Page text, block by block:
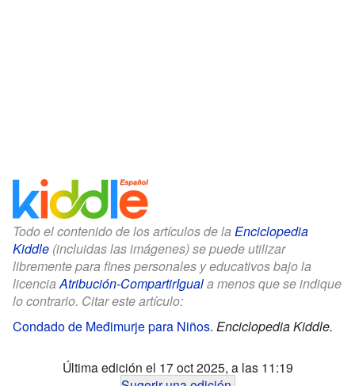
Todo el contenido de los artículos de la Enciclopedia
Kiddle (incluidas las imágenes) se puede utilizar
libremente para fines personales y educativos bajo la
licenciaAtribución-CompartirIguala menos que se indique
lo contrario. Citar este artículo:
Condado de Međimurje para Niños. Enciclopedia Kiddle.
Última edición el 17 oct 2025, a las 11:19